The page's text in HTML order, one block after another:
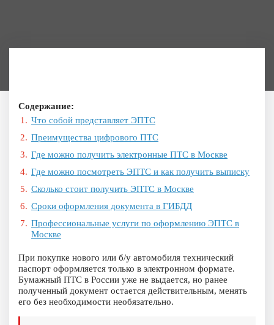
Содержание:
Что собой представляет ЭПТС
Преимущества цифрового ПТС
Где можно получить электронные ПТС в Москве
Где можно посмотреть ЭПТС и как получить выписку
Сколько стоит получить ЭПТС в Москве
Сроки оформления документа в ГИБДД
Профессиональные услуги по оформлению ЭПТС в
Москве
При покупке нового или б/у автомобиля технический
паспорт оформляется только в электронном формате.
Бумажный ПТС в России уже не выдается, но ранее
полученный документ остается действительным, менять
его без необходимости необязательно.